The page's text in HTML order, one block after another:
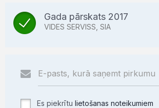
Gada pārskats 2017
VIDES SERVISS, SIA
Es piekrītu lietošanas noteikumiem